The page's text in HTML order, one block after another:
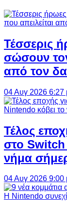
Τέσσερις
σώσουν
από τον
04 Αυγ 2026 6:27
Τέλος
στο Switch
νήμα
04 Αυγ 2026 9:00